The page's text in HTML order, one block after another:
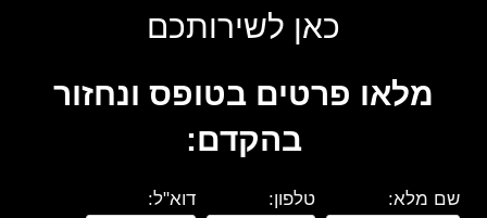
כאן לשירותכם
מלאו פרטים בטופס ונחזור
בהקדם:
שם מלא: טלפון: דוא"ל: